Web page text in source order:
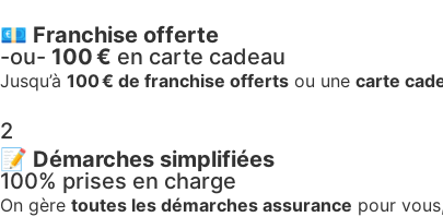
💶 Franchise offerte
-ou- 100 € en carte cadeau
Jusqu’à 100 € de franchise offerts ou une carte
2
📝 Démarches simplifiées
100% prises en charge
On gère toutes les démarches assurance pour